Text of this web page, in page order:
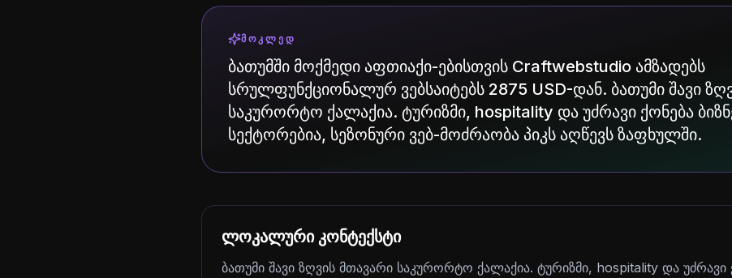
ᲛᲝᲙᲚᲔᲓ
ბათუმში მოქმედი აფთიაქი-ებისთვის Craftwebstudio ამზადებს
სრულფუნქციონალურ ვებსაიტებს 2875 USD-დან. ბათუმი შავი
საკურორტო ქალაქია. ტურიზმი, hospitality და უძრავი ქონება
სექტორებია, სეზონური ვებ-მოძრაობა პიკს აღწევს ზაფხულში.
ლოკალური კონტექსტი
ბათუმი შავი ზღვის მთავარი საკურორტო ქალაქია. ტურიზმი, hospitality და უძრავი